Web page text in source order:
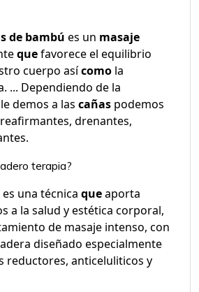
de bambú es un masaje
quefavorece el equilibrio
cuerpo asícomo la
... Dependiendo de la
le demos a las cañas podemos
drenantes,
terapia?
es una técnica queaporta
a la salud y estética corporal,
de masaje intenso, con
diseñado especialmente
reductores, anticeluliticos y